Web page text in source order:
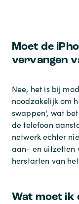
Moet de
vervangen
Nee, het is bij
noodzakelijk om
swappen', wat
de telefoon
netwerk echter
aan- en uitzetten
herstarten van
Wat moet ik